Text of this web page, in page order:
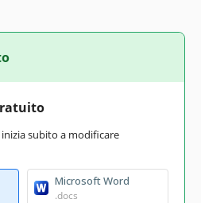
subito a modificare
Microsoft Word
.docs